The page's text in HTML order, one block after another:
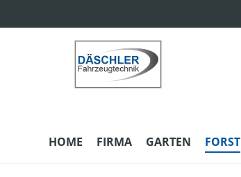
HOME FIRMA GARTEN FORST